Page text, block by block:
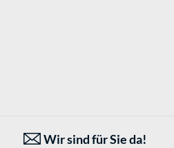
Wir sind für Sie da!